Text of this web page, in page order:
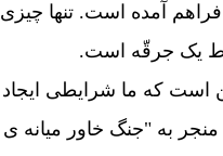
آمده است. تنها
يک جرقّه است.
است که ما شرايطی ايجاد
منجر به "جنگ خاور ميانه